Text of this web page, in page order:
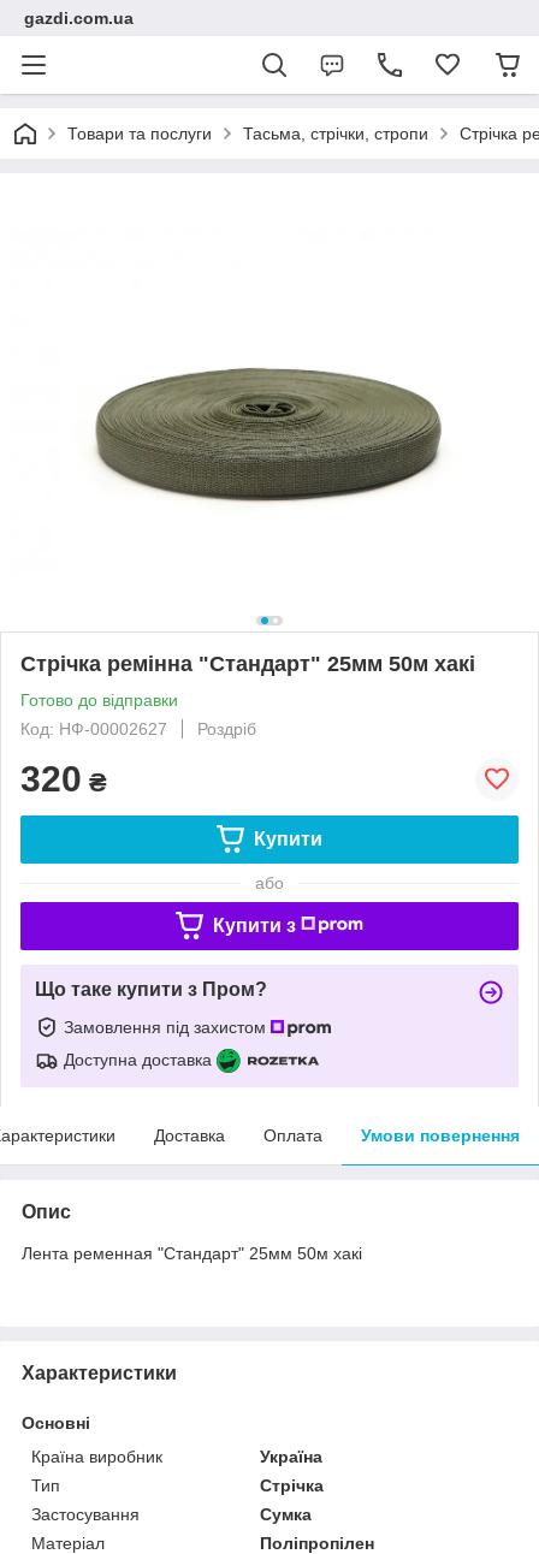
gazdi.com.ua
Товари та послуги Тасьма, стрічки, стропи Стрічка
Стрічка ремінна "Стандарт" 25мм 50м хакі
Готово до відправки
Код: НФ-00002627
Роздріб
320 ₴
Купити
або
Купити з
Що таке купити з Пром?
Замовлення під захистом
Доступна доставка
Доставка Оплата Умови повернення
Опис
Лента ременная "Стандарт" 25мм 50м хакі
Характеристики
Основні
Країна виробник
Україна
Тип
Стрічка
Застосування
Сумка
Матеріал
Поліпропілен